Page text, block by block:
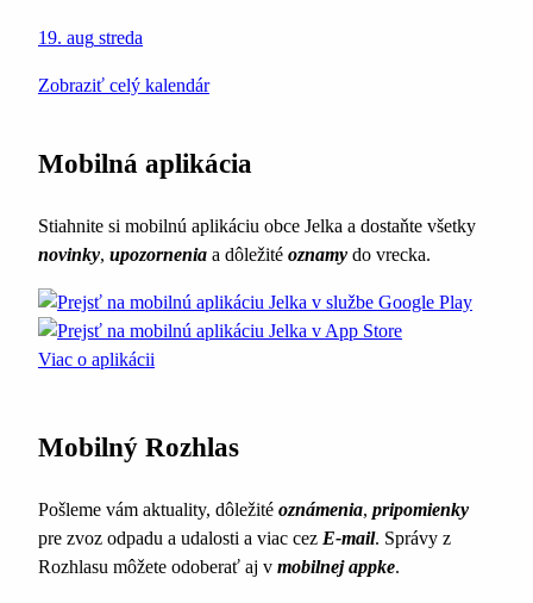
19. aug streda
Zobraziť celý kalendár
Mobilná aplikácia
Stiahnite si mobilnú aplikáciu obce Jelka a dostaňte všetky
novinky, upozornenia a dôležité oznamy do vrecka.
Viac o aplikácii
Mobilný Rozhlas
Pošleme vám aktuality, dôležité oznámenia, pripomienky
pre zvoz odpadu a udalosti a viac cez E-mail. Správy z
Rozhlasu môžete odoberať aj v mobilnej appke.